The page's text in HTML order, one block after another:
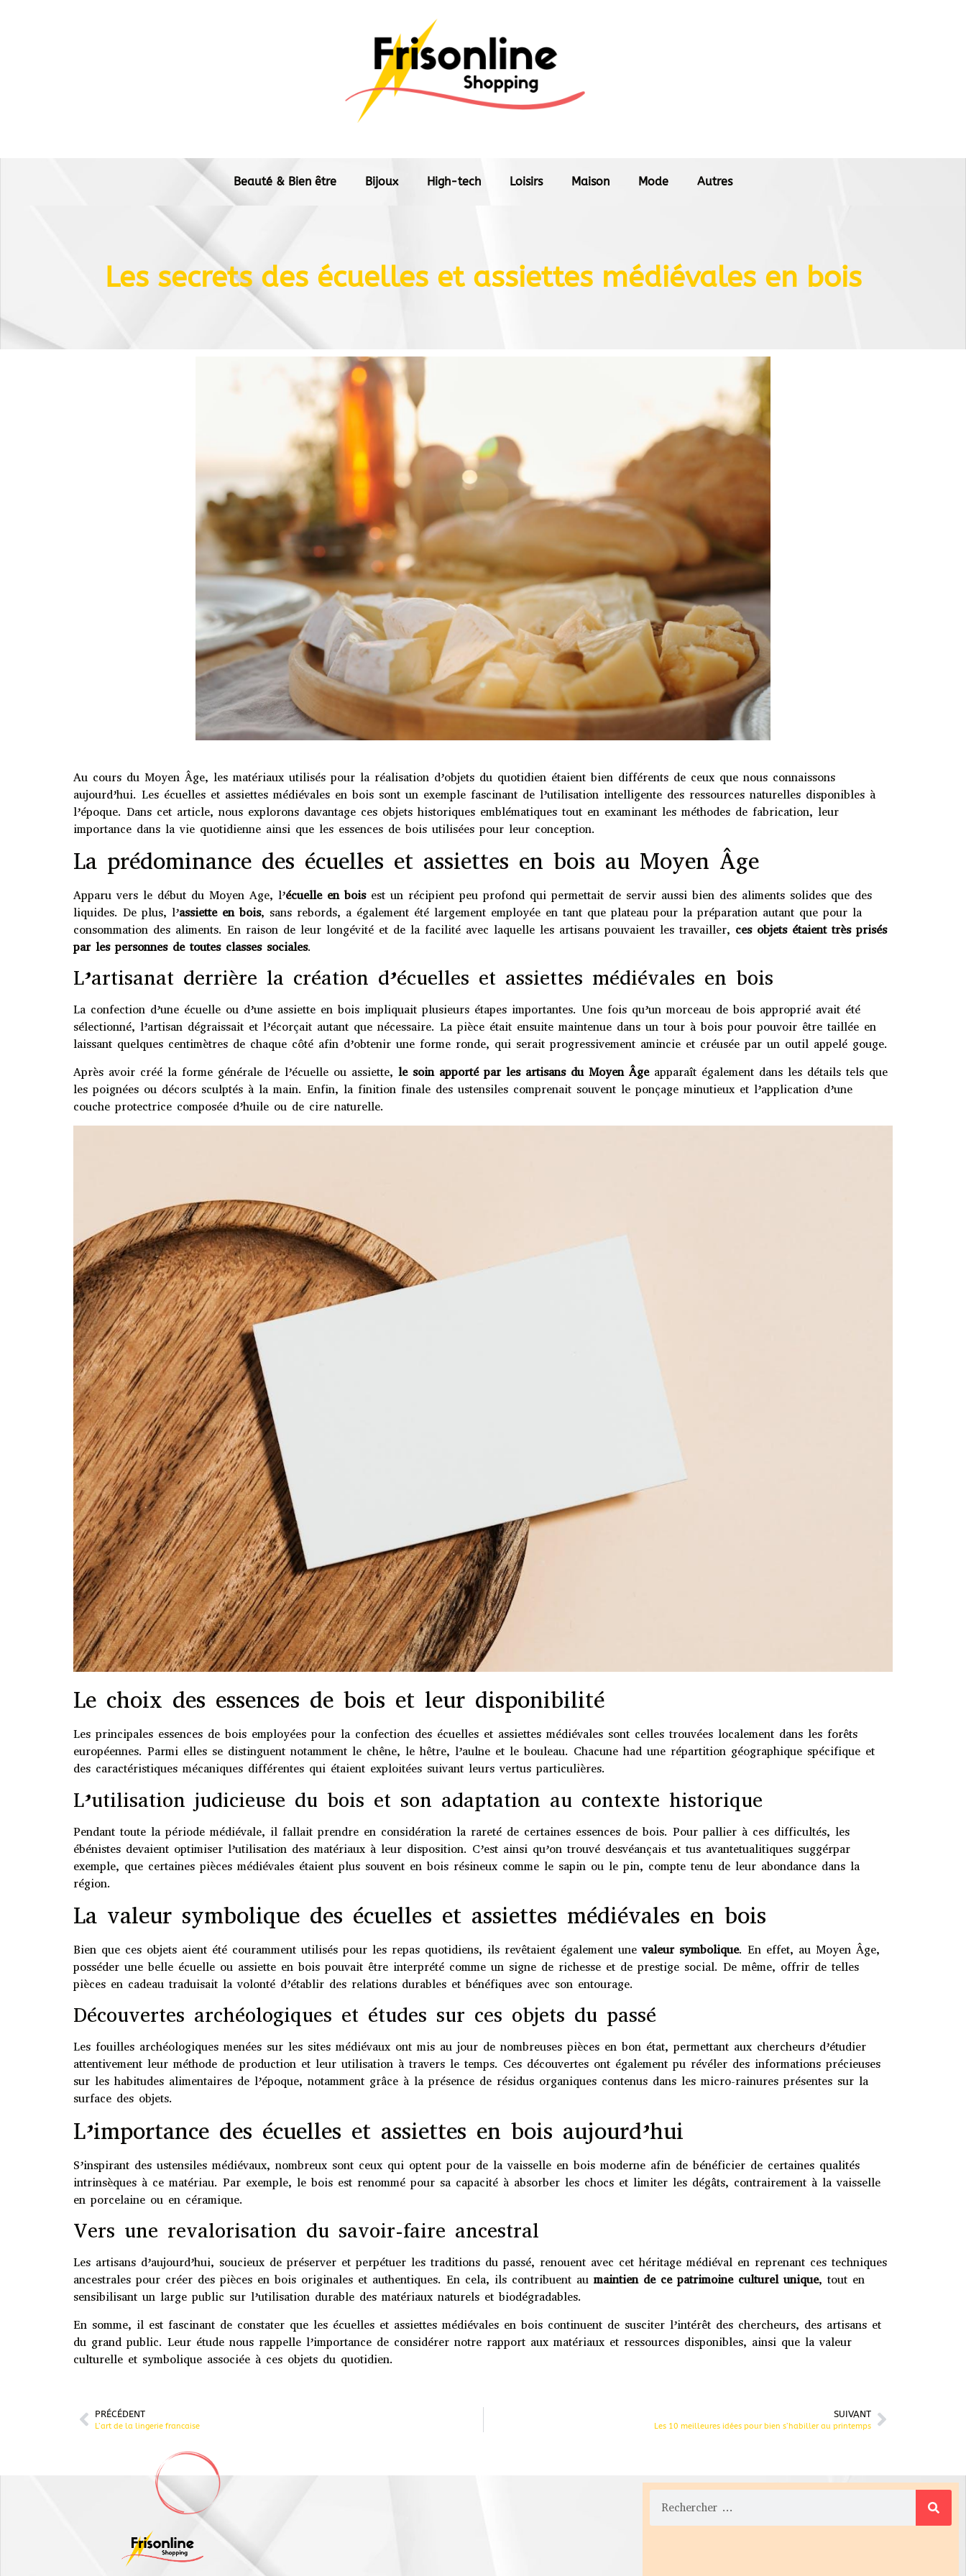
Beauté & Bien être Bijoux High-tech Loisirs Maison Mode Autres
Les secrets des écuelles et assiettes médiévales en bois
Au cours du Moyen Âge, les matériaux utilisés pour la réalisation d’objets du quotidien étaient bien différents de ceux que nous connaissons
aujourd’hui. Les écuelles et assiettes médiévales en bois sont un exemple fascinant de l’utilisation intelligente des ressources naturelles disponibles à
l’époque. Dans cet article, nous explorons davantage ces objets historiques emblématiques tout en examinant les méthodes de fabrication, leur
importance dans la vie quotidienne ainsi que les essences de bois utilisées pour leur conception.
La prédominance des écuelles et assiettes en bois au Moyen Âge
Apparu vers le début du Moyen Age, l’écuelle en boisest un récipient peu profond qui permettait de servir aussi bien des aliments solides que des
liquides. De plus, l’assiette en bois, sans rebords, a également été largement employée en tant que plateau pour la préparation autant que pour la
consommation des aliments. En raison de leur longévité et de la facilité avec laquelle les artisans pouvaient les travailler, ces objets étaient très prisés
par les personnes de toutes classes sociales.
L’artisanat derrière la création d’écuelles et assiettes médiévales en bois
La confection d’une écuelle ou d’une assiette en bois impliquait plusieurs étapes importantes. Une fois qu’un morceau de bois approprié avait été
sélectionné, l’artisan dégraissait et l’écorçait autant que nécessaire. La pièce était ensuite maintenue dans un tour à bois pour pouvoir être taillée en
laissant quelques centimètres de chaque côté afin d’obtenir une forme ronde, qui serait progressivement amincie et créusée par un outil appelé gouge.
Après avoir créé la forme générale de l’écuelle ou assiette, le soin apporté par les artisans du Moyen Âgeapparaît également dans les détails tels que
les poignées ou décors sculptés à la main. Enfin, la finition finale des ustensiles comprenait souvent le ponçage minutieux et l’application d’une
couche protectrice composée d’huile ou de cire naturelle.
Le choix des essences de bois et leur disponibilité
Les principales essences de bois employées pour la confection des écuelles et assiettes médiévales sont celles trouvées localement dans les forêts
européennes. Parmi elles se distinguent notamment le chêne, le hêtre, l’aulne et le bouleau. Chacune had une répartition géographique spécifique et
des caractéristiques mécaniques différentes qui étaient exploitées suivant leurs vertus particulières.
L’utilisation judicieuse du bois et son adaptation au contexte historique
Pendant toute la période médiévale, il fallait prendre en considération la rareté de certaines essences de bois. Pour pallier à ces difficultés, les
ébénistes devaient optimiser l’utilisation des matériaux à leur disposition. C’est ainsi qu’on trouvé desvéançais et tus avantetualitiques suggérpar
exemple, que certaines pièces médiévales étaient plus souvent en bois résineux comme le sapin ou le pin, compte tenu de leur abondance dans la
région.
La valeur symbolique des écuelles et assiettes médiévales en bois
Bien que ces objets aient été couramment utilisés pour les repas quotidiens, ils revêtaient également unevaleur symbolique. En effet, au Moyen Âge,
posséder une belle écuelle ou assiette en bois pouvait être interprété comme un signe de richesse et de prestige social. De même, offrir de telles
pièces en cadeau traduisait la volonté d’établir des relations durables et bénéfiques avec son entourage.
Découvertes archéologiques et études sur ces objets du passé
Les fouilles archéologiques menées sur les sites médiévaux ont mis au jour de nombreuses pièces en bon état, permettant aux chercheurs d’étudier
attentivement leur méthode de production et leur utilisation à travers le temps. Ces découvertes ont également pu révéler des informations précieuses
sur les habitudes alimentaires de l’époque, notamment grâce à la présence de résidus organiques contenus dans les micro-rainures présentes sur la
surface des objets.
L’importance des écuelles et assiettes en bois aujourd’hui
S’inspirant des ustensiles médiévaux, nombreux sont ceux qui optent pour de la vaisselle en bois moderne afin de bénéficier de certaines qualités
intrinsèques à ce matériau. Par exemple, le bois est renommé pour sa capacité à absorber les chocs et limiter les dégâts, contrairement à la vaisselle
en porcelaine ou en céramique.
Vers une revalorisation du savoir-faire ancestral
Les artisans d’aujourd’hui, soucieux de préserver et perpétuer les traditions du passé, renouent avec cet héritage médiéval en reprenant ces techniques
ancestrales pour créer des pièces en bois originales et authentiques. En cela, ils contribuent aumaintien de ce patrimoine culturel unique, tout en
sensibilisant un large public sur l’utilisation durable des matériaux naturels et biodégradables.
En somme, il est fascinant de constater que les écuelles et assiettes médiévales en bois continuent de susciter l’intérêt des chercheurs, des artisans et
du grand public. Leur étude nous rappelle l’importance de considérer notre rapport aux matériaux et ressources disponibles, ainsi que la valeur
culturelle et symbolique associée à ces objets du quotidien.
PRÉCÉDENT
L’art de la lingerie francaise
SUIVANT
Les 10 meilleures idées pour bien s’habiller au printemps